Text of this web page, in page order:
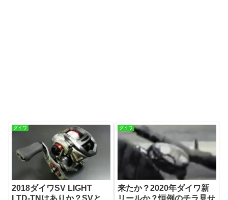
ダイワ
2018ダイワSV LIGHT
LTD-TNはありか？SVと
ダイワ
来たか？2020年ダイワ新
リールか？恒例のチラ見せ